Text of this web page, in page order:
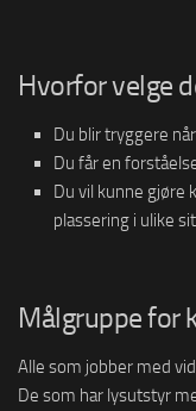
Hvorfor velge
Du blir tryggere
Du får en
Du vil kunne gjøre
plassering i ulike
Målgruppe for
Alle som jobber med
De som har lysutstyr